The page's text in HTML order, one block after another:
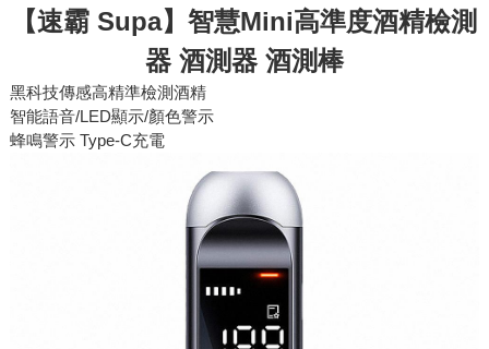
【速霸 Supa】智慧Mini高準度酒精檢測
器 酒測器 酒測棒
黑科技傳感高精準檢測酒精
智能語音/LED顯示/顏色警示
蜂鳴警示 Type-C充電